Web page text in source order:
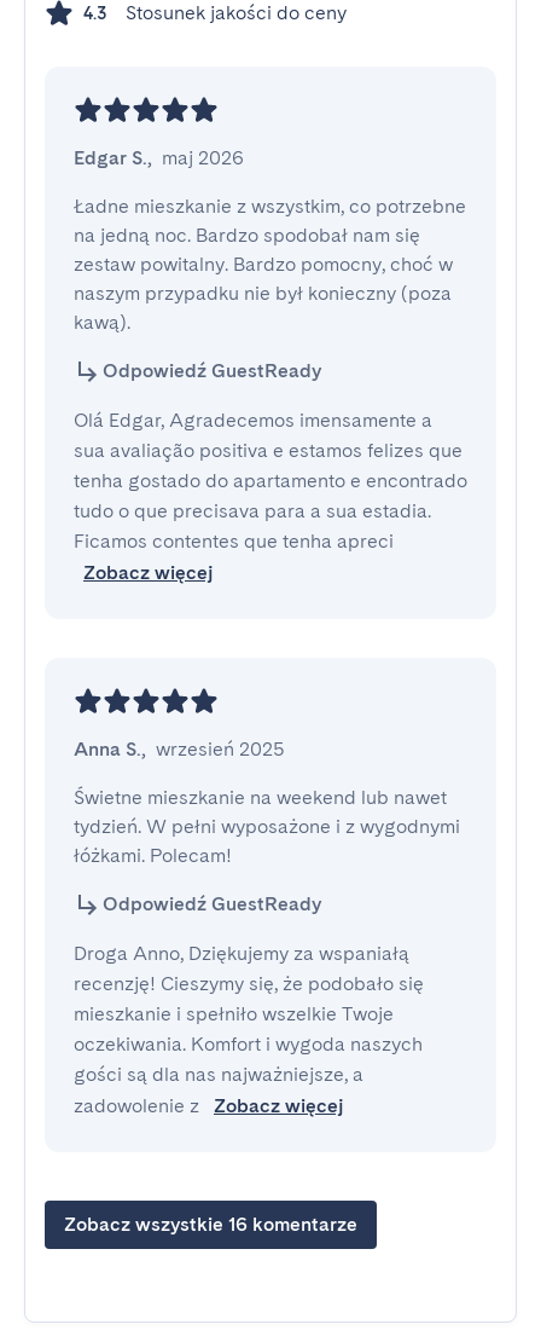
4.3 Stosunek jakości do ceny
Edgar S., maj 2026
Ładne mieszkanie z wszystkim, co potrzebne
na jedną noc. Bardzo spodobał nam się
zestaw powitalny. Bardzo pomocny, choć w
naszym przypadku nie był konieczny (poza
kawą).
Odpowiedź GuestReady
Olá Edgar, Agradecemos imensamente a
sua avaliação positiva e estamos felizes que
tenha gostado do apartamento e encontrado
tudo o que precisava para a sua estadia.
Ficamos contentes que tenha apreci
Zobacz więcej
Anna S., wrzesień 2025
Świetne mieszkanie na weekend lub nawet
tydzień. W pełni wyposażone i z wygodnymi
łóżkami. Polecam!
Odpowiedź GuestReady
Droga Anno, Dziękujemy za wspaniałą
recenzję! Cieszymy się, że podobało się
mieszkanie i spełniło wszelkie Twoje
oczekiwania. Komfort i wygoda naszych
gości są dla nas najważniejsze, a
zadowolenie z
Zobacz więcej
Zobacz wszystkie 16 komentarze